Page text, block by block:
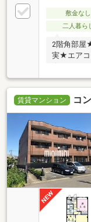
敷金なし
二人暮ら
2階角部屋
実★エアコ
賃貸マンション コ